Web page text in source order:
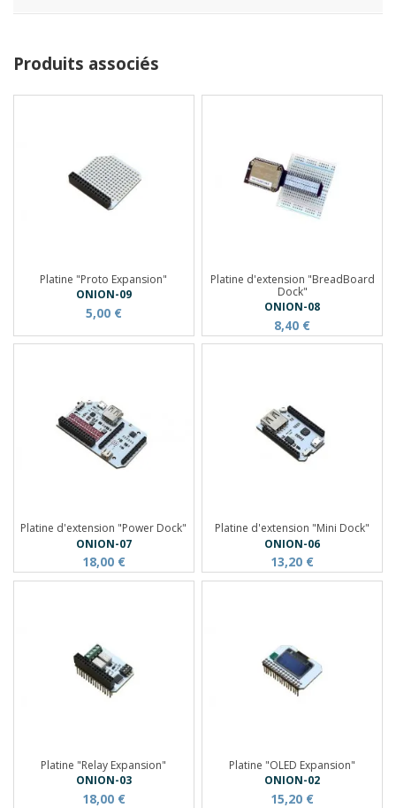
Produits associés
Platine "Proto Expansion"
ONION-09
5,00 €
Platine d'extension "BreadBoard
Dock"
ONION-08
8,40 €
Platine d'extension "Power Dock"
ONION-07
18,00 €
Platine d'extension "Mini Dock"
ONION-06
13,20 €
Platine "Relay Expansion"
ONION-03
18,00 €
Platine "OLED Expansion"
ONION-02
15,20 €